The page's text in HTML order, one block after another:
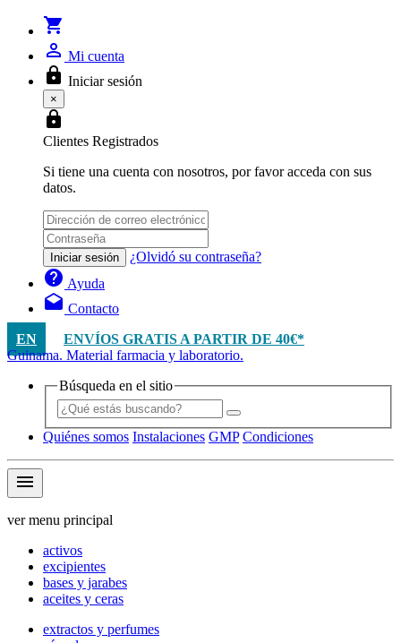
shopping_cart
person_outline Mi cuenta
lock Iniciar sesión
×
lock
Clientes Registrados
Si tiene una cuenta con nosotros, por favor acceda con sus
datos.
Iniciar sesión ¿Olvidó su contraseña?
help Ayuda
drafts Contacto
EN
ENVÍOS GRATIS A PARTIR DE 40€*
Guinama. Material farmacia y laboratorio.
Búsqueda en el sitio
Quiénes somos Instalaciones GMP Condiciones
menu
ver menu principal
activos
excipientes
bases y jarabes
aceites y ceras
extractos y perfumes